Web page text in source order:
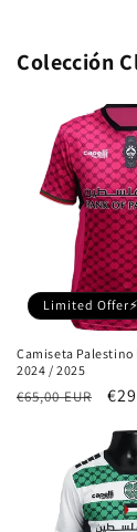
Colección
Limited Offer⚡
Camiseta Palestino
2024 / 2025
Precio
€65,00 EUR